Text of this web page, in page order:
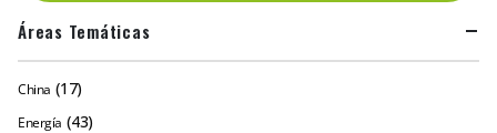
Áreas Temáticas
China (17)
Energía (43)